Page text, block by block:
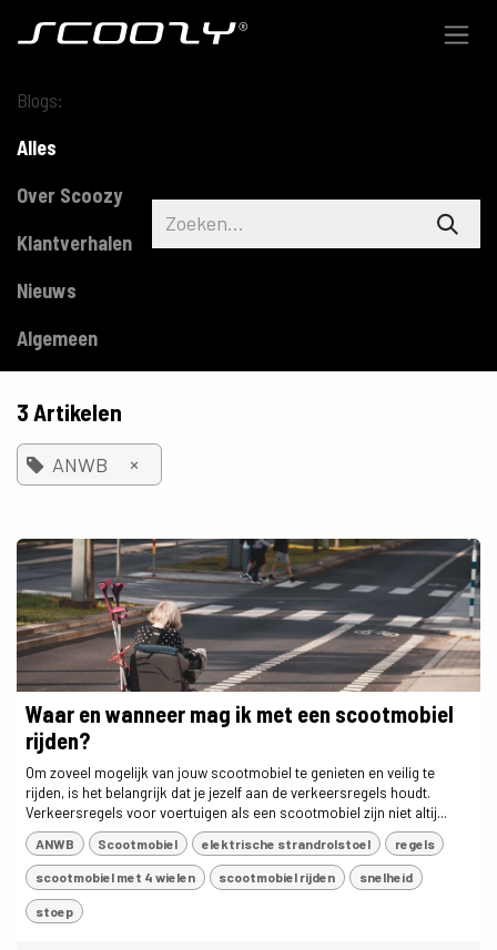
Blogs:
Alles
Over Scoozy
Klantverhalen
Nieuws
Algemeen
3 Artikelen
ANWB ×
Waar en wanneer mag ik met een scootmobiel
rijden?
Om zoveel mogelijk van jouw scootmobiel te genieten en veilig te
rijden, is het belangrijk dat je jezelf aan de verkeersregels houdt.
Verkeersregels voor voertuigen als een scootmobiel zijn niet altij...
ANWB Scootmobiel elektrische strandrolstoel regels
scootmobiel met 4 wielen scootmobiel rijden snelheid
stoep